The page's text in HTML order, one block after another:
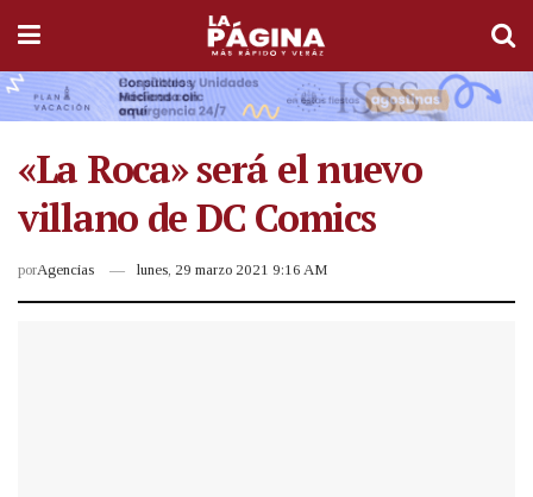
«La Roca» será el nuevo
villano de DC Comics
porAgencias lunes, 29 marzo 2021 9:16 AM